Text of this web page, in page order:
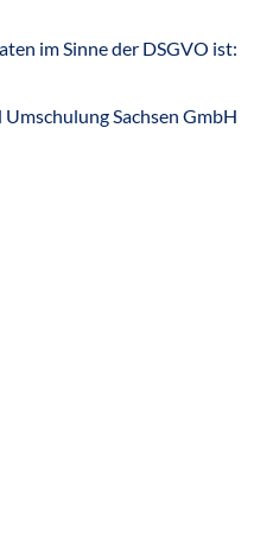
im Sinne der DSGVO ist:
Sachsen GmbH